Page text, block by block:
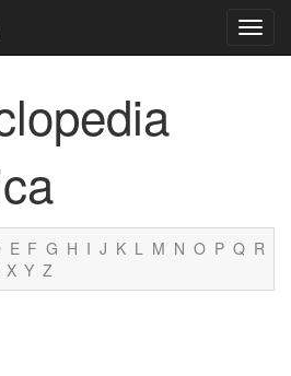
E F G H I J K L M N O P Q R
X Y Z